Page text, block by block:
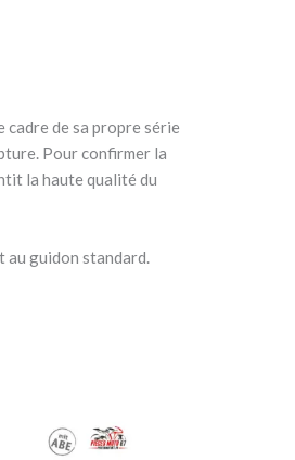
cadre de sa propre série
Pour confirmer la
la haute qualité du
au guidon standard.